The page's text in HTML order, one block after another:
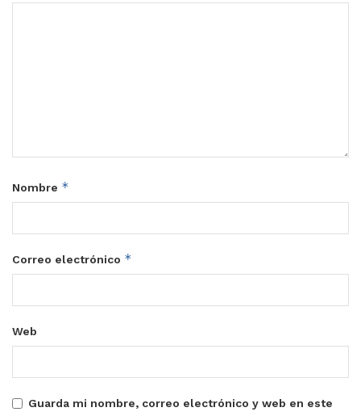
Nombre *
Correo electrónico *
Web
Guarda mi nombre, correo electrónico y web en este